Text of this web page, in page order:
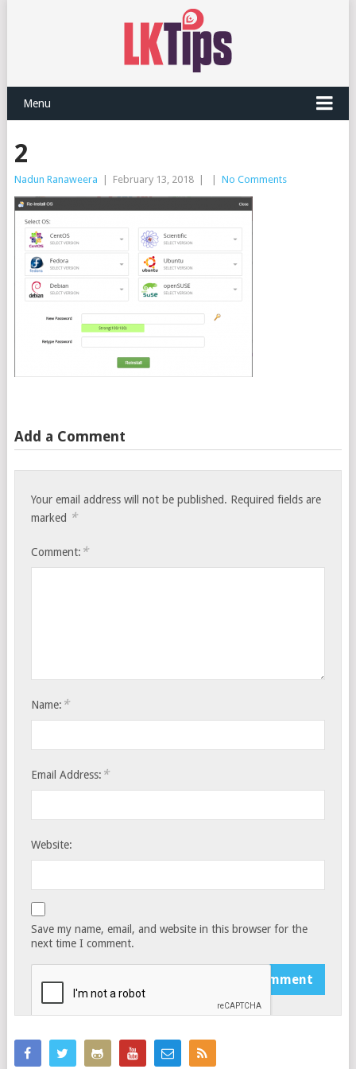
Menu
2
Nadun Ranaweera February 13, 2018 No Comments
Add a Comment
Your email address will not be published. Required fields are
marked *
Comment: *
Name: *
Email Address: *
Website:
Save my name, email, and website in this browser for the
next time I comment.